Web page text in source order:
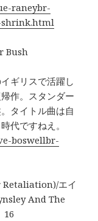
raneybr-
Bush
ギリスで活躍し
作。スタンダー
タイトル曲は自
代ですねえ。
boswellbr-
エイ
And The
16